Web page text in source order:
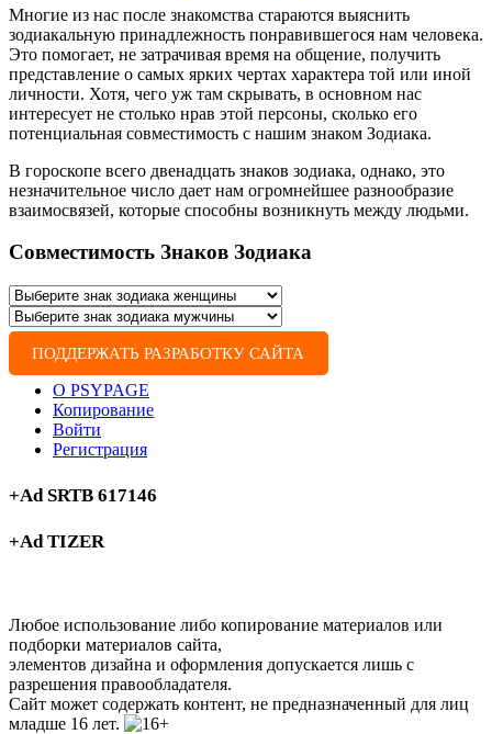
Многие из нас после знакомства стараются выяснить
зодиакальную принадлежность понравившегося нам человека.
Это помогает, не затрачивая время на общение, получить
представление о самых ярких чертах характера той или иной
личности. Хотя, чего уж там скрывать, в основном нас
интересует не столько нрав этой персоны, сколько его
потенциальная совместимость с нашим знаком Зодиака.
В гороскопе всего двенадцать знаков зодиака, однако, это
незначительное число дает нам огромнейшее разнообразие
взаимосвязей, которые способны возникнуть между людьми.
Совместимость Знаков Зодиака
ПОДДЕРЖАТЬ РАЗРАБОТКУ САЙТА
О PSYPAGE
Копирование
Войти
Регистрация
+Ad SRTB 617146
+Ad TIZER
Любое использование либо копирование материалов или
подборки материалов сайта,
элементов дизайна и оформления допускается лишь с
разрешения правообладателя.
Сайт может содержать контент, не предназначенный для лиц
младше 16 лет.